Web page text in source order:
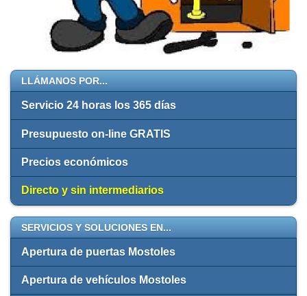
LLÁMANOS POR...
Servicio 24 horas los 365 días
Presupuesto on-line GRATIS
Precios económicos
Directo y sin intermediarios
SERVICIOS Y SOLUCIONES EN...
Apertura de puertas Mostoles
Apertura de vehículos Mostoles